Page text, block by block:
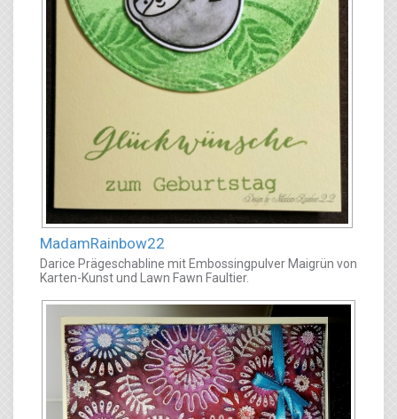
MadamRainbow22
Darice Prägeschabline mit Embossingpulver Maigrün von
Karten-Kunst und Lawn Fawn Faultier.